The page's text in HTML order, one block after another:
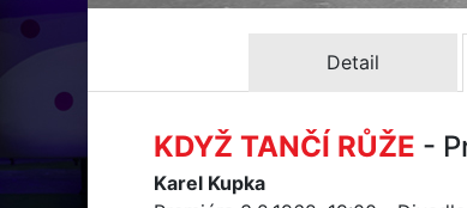
Detail
KDYŽ TANČÍ RŮŽE -
Karel Kupka